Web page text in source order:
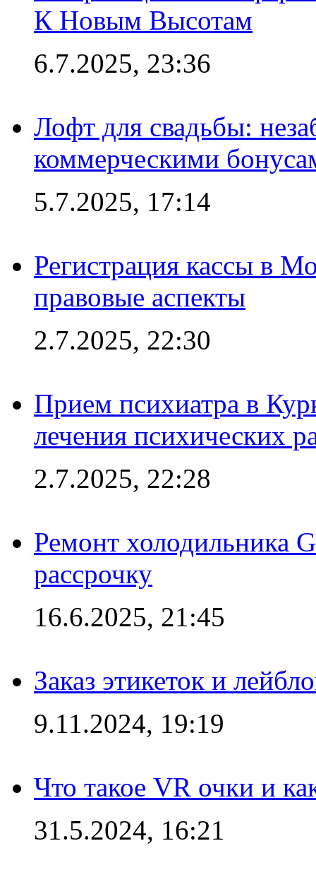
К Новым Высотам
6.7.2025, 23:36
Лофт для свадьбы:
коммерческими
5.7.2025, 17:14
Регистрация кассы в
правовые аспекты
2.7.2025, 22:30
Прием психиатра в
лечения психических
2.7.2025, 22:28
Ремонт холодильника
рассрочку
16.6.2025, 21:45
Заказ этикеток и
9.11.2024, 19:19
Что такое VR очки и
31.5.2024, 16:21